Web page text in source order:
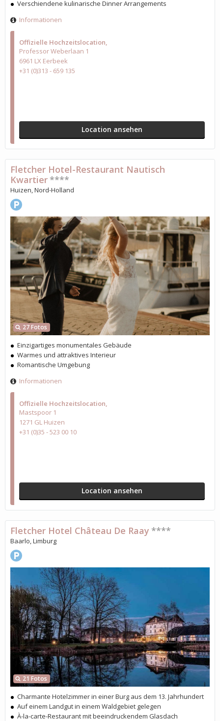
Offizielle Hochzeitslocation
Professor Weberlaan 1
6961 LX Eerbeek
+31 (0)313 - 659 135
Location ansehen
Verschiendene kulinarische Dinner Arrangements
Informationen
Offizielle Hochzeitslocation
Mastspoor 1
1271 GL Huizen
+31 (0)35 - 523 00 10
Location ansehen
27 Fotos
Fletcher Hotel-Restaurant Nautisch
Kwartier ****
Huizen, Nord-Holland
Einzigartiges monumentales Gebäude
Warmes und attraktives Interieur
Romantische Umgebung
Informationen
21 Fotos
Fletcher Hotel Château De Raay ****
Baarlo, Limburg
Charmante Hotelzimmer in einer Burg aus dem 13. Jahrhundert
Auf einem Landgut in einem Waldgebiet gelegen
À-la-carte-Restaurant mit beeindruckendem Glasdach